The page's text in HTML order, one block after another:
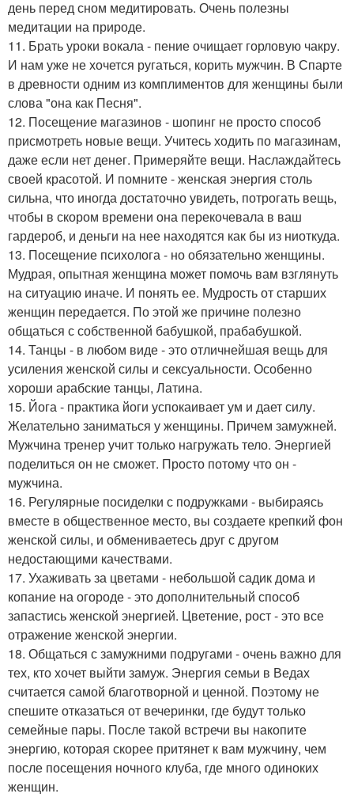
день перед сном медитировать. Очень полезны
медитации на природе.
11. Брать уроки вокала - пение очищает горловую чакру.
И нам уже не хочется ругаться, корить мужчин. В Спарте
в древности одним из комплиментов для женщины были
слова "она как Песня".
12. Посещение магазинов - шопинг не просто способ
присмотреть новые вещи. Учитесь ходить по магазинам,
даже если нет денег. Примеряйте вещи. Наслаждайтесь
своей красотой. И помните - женская энергия столь
сильна, что иногда достаточно увидеть, потрогать вещь,
чтобы в скором времени она перекочевала в ваш
гардероб, и деньги на нее находятся как бы из ниоткуда.
13. Посещение психолога - но обязательно женщины.
Мудрая, опытная женщина может помочь вам взглянуть
на ситуацию иначе. И понять ее. Мудрость от старших
женщин передается. По этой же причине полезно
общаться с собственной бабушкой, прабабушкой.
14. Танцы - в любом виде - это отличнейшая вещь для
усиления женской силы и сексуальности. Особенно
хороши арабские танцы, Латина.
15. Йога - практика йоги успокаивает ум и дает силу.
Желательно заниматься у женщины. Причем замужней.
Мужчина тренер учит только нагружать тело. Энергией
поделиться он не сможет. Просто потому что он -
мужчина.
16. Регулярные посиделки с подружками - выбираясь
вместе в общественное место, вы создаете крепкий фон
женской силы, и обмениваетесь друг с другом
недостающими качествами.
17. Ухаживать за цветами - небольшой садик дома и
копание на огороде - это дополнительный способ
запастись женской энергией. Цветение, рост - это все
отражение женской энергии.
18. Общаться с замужними подругами - очень важно для
тех, кто хочет выйти замуж. Энергия семьи в Ведах
считается самой благотворной и ценной. Поэтому не
спешите отказаться от вечеринки, где будут только
семейные пары. После такой встречи вы накопите
энергию, которая скорее притянет к вам мужчину, чем
после посещения ночного клуба, где много одиноких
женщин.